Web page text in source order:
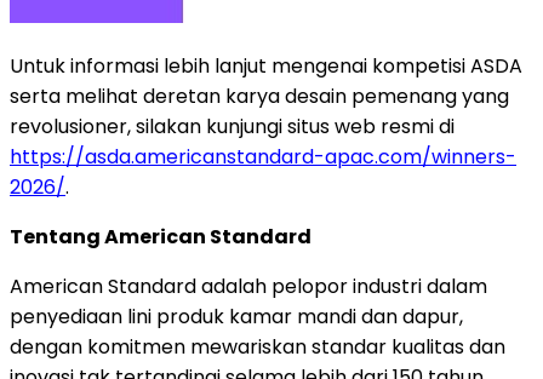
Untuk informasi lebih lanjut mengenai kompetisi ASDA
serta melihat deretan karya desain pemenang yang
revolusioner, silakan kunjungi situs web resmi di
https://asda.americanstandard-apac.com/winners-
2026/.
Tentang American Standard
American Standard adalah pelopor industri dalam
penyediaan lini produk kamar mandi dan dapur,
dengan komitmen mewariskan standar kualitas dan